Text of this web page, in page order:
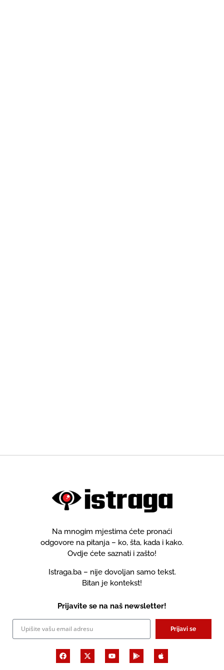
Na mnogim mjestima ćete pronaći
odgovore na pitanja – ko, šta, kada i kako.
Ovdje ćete saznati i zašto!
Istraga.ba – nije dovoljan samo tekst.
Bitan je kontekst!
Prijavite se na naš newsletter!
Prijavi se